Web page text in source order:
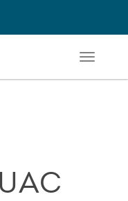
Toggle